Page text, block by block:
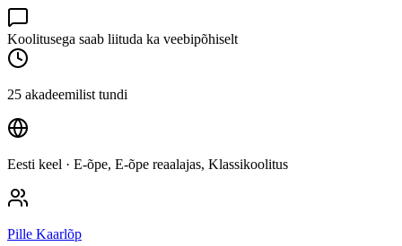
Koolitusega saab liituda ka veebipõhiselt
25 akadeemilist tundi
Eesti keel · E-õpe, E-õpe reaalajas, Klassikoolitus
Pille Kaarlõp